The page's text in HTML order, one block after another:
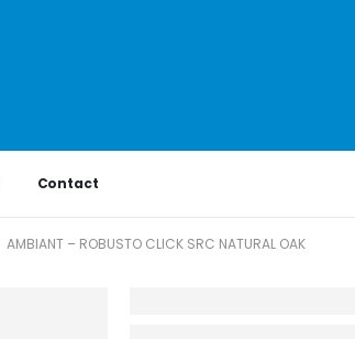
Contact
AMBIANT – ROBUSTO CLICK SRC NATURAL OAK